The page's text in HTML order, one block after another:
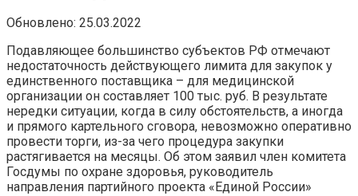
Обновлено: 25.03.2022
Подавляющее большинство субъектов РФ отмечают
недостаточность действующего лимита для закупок у
единственного поставщика – для медицинской
организации он составляет 100 тыс. руб. В результате
нередки ситуации, когда в силу обстоятельств, а иногда
и прямого картельного сговора, невозможно оперативно
провести торги, из-за чего процедура закупки
растягивается на месяцы. Об этом заявил член комитета
Госдумы по охране здоровья, руководитель
направления партийного проекта «Единой России»